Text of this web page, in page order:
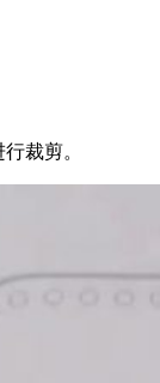
裁剪。